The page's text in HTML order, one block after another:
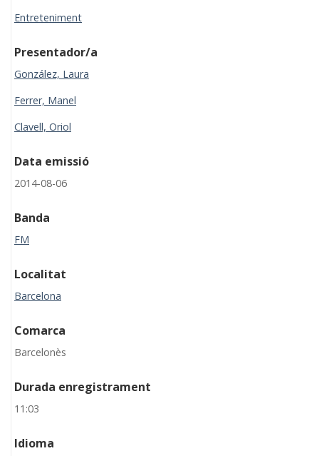
Entreteniment
Presentador/a
González, Laura
Ferrer, Manel
Clavell, Oriol
Data emissió
2014-08-06
Banda
FM
Localitat
Barcelona
Comarca
Barcelonès
Durada enregistrament
11:03
Idioma